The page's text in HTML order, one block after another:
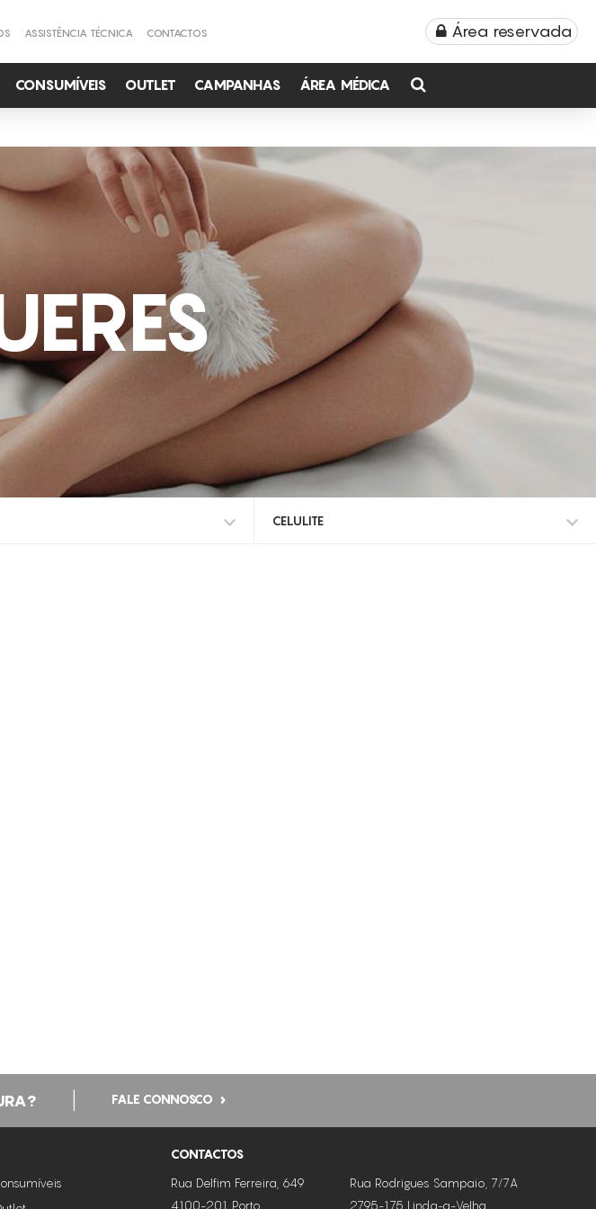
ASSISTÊNCIA TÉCNICA CONTACTOS Área reservada
CONSUMÍVEIS OUTLET CAMPANHAS ÁREA MÉDICA
CELULITE
FALE CONNOSCO
CONTACTOS
Rua Delfim Ferreira, 649
4100-201 Porto
Rua Rodrigues Sampaio, 7/7A
2795-175 Linda-a-Velha